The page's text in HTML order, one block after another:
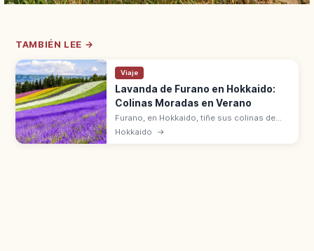
TAMBIÉN LEE →
Viaje
Lavanda de Furano en Hokkaido:
Colinas Moradas en Verano
Furano, en Hokkaido, tiñe sus colinas de
lavanda morada en verano. Mejor época de
Hokkaido →